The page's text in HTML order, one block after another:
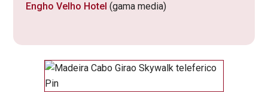
Engho Velho Hotel (gama media)